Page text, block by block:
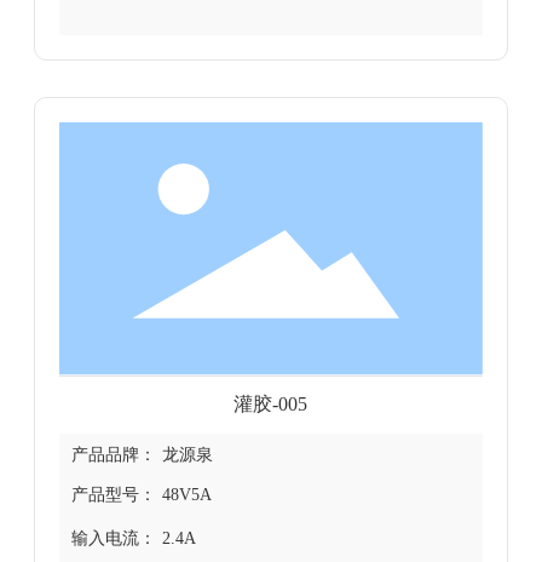
灌胶-005
产品品牌： 龙源泉
产品型号： 48V5A
输入电流： 2.4A